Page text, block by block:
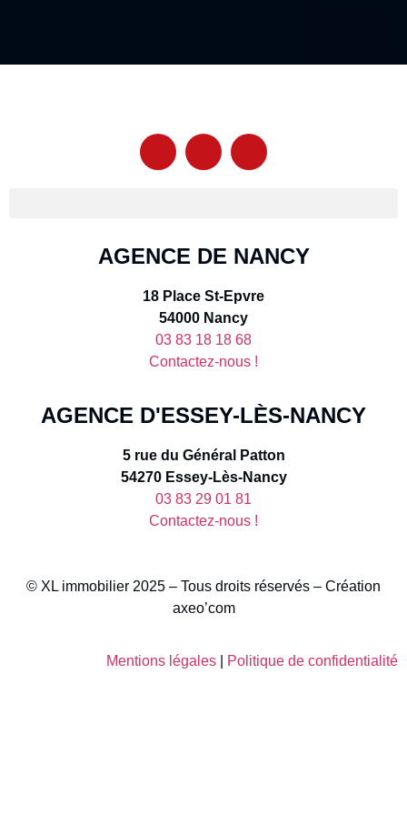
AGENCE DE NANCY
18 Place St-Epvre
54000 Nancy
03 83 18 18 68
Contactez-nous !
AGENCE D'ESSEY-LÈS-NANCY
5 rue du Général Patton
54270 Essey-Lès-Nancy
03 83 29 01 81
Contactez-nous !
© XL immobilier 2025 – Tous droits réservés – Création
axeo’com
Mentions légales Politique de confidentialité